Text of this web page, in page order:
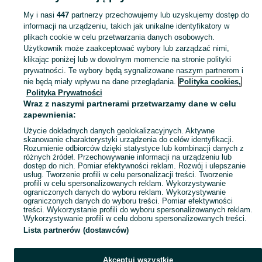
KATEGORIA
Zobacz
Mapa kategorii
Mapa miejscowości
Mapa ministron
Popularne wyszukiwania
My i nasi 447partnerzy przechowujemy lub uzyskujemy dostęp do
informacji na urządzeniu, takich jak unikalne identyfikatory w
plikach cookie w celu przetwarzania danych osobowych.
Użytkownik może zaakceptować wybory lub zarządzać nimi,
klikając poniżej lub w dowolnym momencie na stronie polityki
prywatności. Te wybory będą sygnalizowane naszym partnerom i
nie będą miały wpływu na dane przeglądania. Polityka cookies,
Polityka Prywatności
Wraz z naszymi partnerami przetwarzamy dane w celu
zapewnienia:
Użycie dokładnych danych geolokalizacyjnych. Aktywne
skanowanie charakterystyki urządzenia do celów identyfikacji.
Rozumienie odbiorców dzięki statystyce lub kombinacji danych z
różnych źródeł. Przechowywanie informacji na urządzeniu lub
dostęp do nich. Pomiar efektywności reklam. Rozwój i ulepszanie
usług. Tworzenie profili w celu personalizacji treści. Tworzenie
profili w celu spersonalizowanych reklam. Wykorzystywanie
ograniczonych danych do wyboru reklam. Wykorzystywanie
ograniczonych danych do wyboru treści. Pomiar efektywności
treści. Wykorzystanie profili do wyboru spersonalizowanych reklam.
Wykorzystywanie profili w celu doboru spersonalizowanych treści.
Lista partnerów (dostawców)
Akceptuj wszystkie